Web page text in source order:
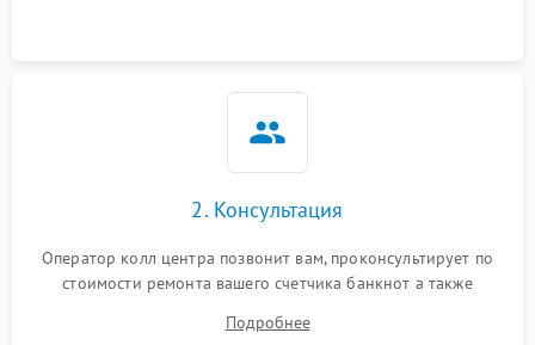
2. Консультация
Оператор колл центра позвонит вам, проконсультирует по
стоимости ремонта вашего счетчика банкнот а также
Подробнее